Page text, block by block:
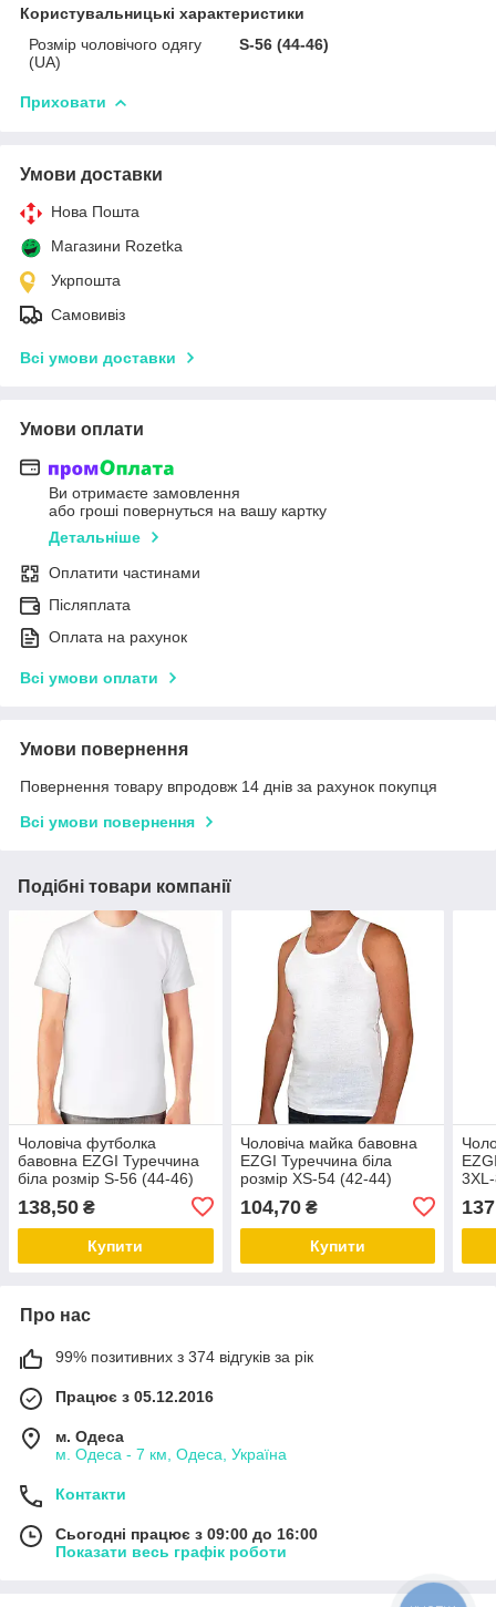
Користувальницькі характеристики
Розмір чоловічого одягу
(UA)
S-56 (44-46)
Приховати
Умови доставки
Нова Пошта
Магазини Rozetka
Укрпошта
Самовивіз
Всі умови доставки
Умови оплати
Ви отримаєте замовлення
або гроші повернуться на вашу картку
Детальніше
Оплатити частинами
Післяплата
Оплата на рахунок
Всі умови оплати
Умови повернення
Повернення товару впродовж 14 днів за рахунок покупця
Всі умови повернення
Подібні товари компанії
Чоловіча футболка
бавовна EZGI Туреччина
біла розмір S-56 (44-46)
138,50 ₴
Купити
Чоловіча майка бавовна
EZGI Туреччина біла
розмір XS-54 (42-44)
104,70₴
Купити
Про нас
99% позитивних з 374 відгуків за рік
Працює з 05.12.2016
м. Одеса
м. Одеса - 7 км, Одеса, Україна
Контакти
Сьогодні працює з 09:00 до 16:00
Показати весь графік роботи